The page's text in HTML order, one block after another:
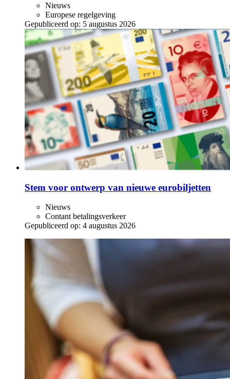
Nieuws
Europese regelgeving
Gepubliceerd op: 5 augustus 2026
Stem voor ontwerp van nieuwe eurobiljetten
Nieuws
Contant betalingsverkeer
Gepubliceerd op: 4 augustus 2026